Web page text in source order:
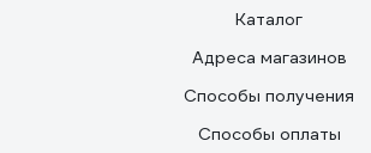
Каталог
Адреса магазинов
Способы получения
Способы оплаты